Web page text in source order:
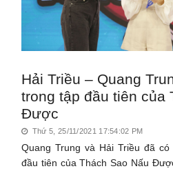
Hải Triều – Quang
trong tập đầu tiên của
Được
Thứ 5, 25/11/2021 17:54:02 PM
Quang Trung và Hải Triều đã có
đầu tiên của Thách Sao Nấu